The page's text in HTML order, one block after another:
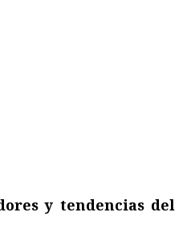
y tendencias del